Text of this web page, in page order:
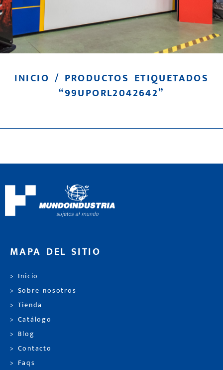
INICIO / PRODUCTOS ETIQUETADOS
“99UPORL2042642”
MAPA DEL SITIO
> Inicio
> Sobre nosotros
> Tienda
> Catálogo
> Blog
> Contacto
> Faqs